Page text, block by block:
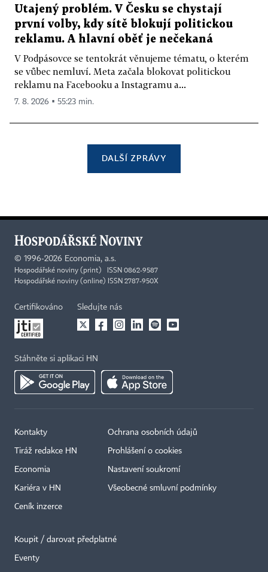
Utajený problém. V Česku se chystají
první volby, kdy sítě blokují politickou
reklamu. A hlavní oběť je nečekaná
V Podpásovce se tentokrát věnujeme tématu, o kterém
se vůbec nemluví. Meta začala blokovat politickou
reklamu na Facebooku a Instagramu a...
7. 8. 2026 ▪ 55:23 min.
DALŠÍ ZPRÁVY
© 1996-2026 Economia, a.s.
Hospodářské noviny (print) ISSN 0862-9587
Hospodářské noviny (online) ISSN 2787-950X
Certifikováno Sledujte nás
Stáhněte si aplikaci HN
Kontakty
Tiráž redakce HN
Economia
Kariéra v HN
Ceník inzerce
Ochrana osobních údajů
Prohlášení o cookies
Nastavení soukromí
Všeobecné smluvní podmínky
Koupit / darovat předplatné
Eventy